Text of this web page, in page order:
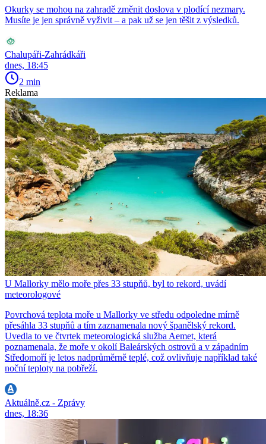
Okurky se mohou na zahradě změnit doslova v plodící nezmary.
Musíte je jen správně vyživit – a pak už se jen těšit z výsledků.
Chalupáři-Zahrádkáři
dnes, 18:45
2 min
Reklama
U Mallorky mělo moře přes 33 stupňů, byl to rekord, uvádí
meteorologové
Povrchová teplota moře u Mallorky ve středu odpoledne mírně
přesáhla 33 stupňů a tím zaznamenala nový španělský rekord.
Uvedla to ve čtvrtek meteorologická služba Aemet, která
poznamenala, že moře v okolí Baleárských ostrovů a v západním
Středomoří je letos nadprůměrně teplé, což ovlivňuje například také
noční teploty na pobřeží.
Aktuálně.cz - Zprávy
dnes, 18:36